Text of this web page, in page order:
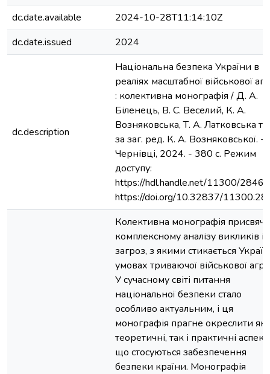
dc.date.available
2024-10-28T11:14:10Z
dc.date.issued
2024
dc.description
Національна безпека України в
реаліях масштабної військової
: колективна монографія / Д. А.
Біленець, В. С. Веселий, К. А.
Возняковська, Т. А. Латковська та
за заг. ред. К. А. Возняковської. -
Чернівці, 2024. - 380 с. Режим
доступу:
https://hdl.handle.net/11300/
https://doi.org/10.32837/
Колективна монографія
комплексному аналізу викликів і
загроз, з якими стикається
умовах триваючої військової
У сучасному світі питання
національної безпеки стало
особливо актуальним, і ця
монографія прагне окреслити як
теоретичні, так і практичні
що стосуються забезпечення
безпеки країни. Монографія